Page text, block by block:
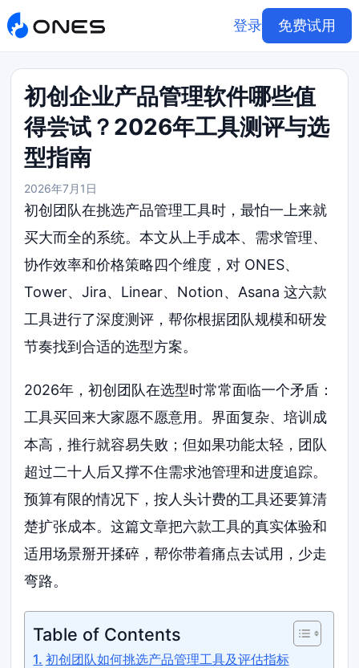
登录 免费试用
初创企业产品管理软件哪些值
得尝试？2026年工具测评与选
型指南
2026年7月1日
初创团队在挑选产品管理工具时，最怕一上来就
买大而全的系统。本文从上手成本、需求管理、
协作效率和价格策略四个维度，对 ONES、
Tower、Jira、Linear、Notion、Asana 这六款
工具进行了深度测评，帮你根据团队规模和研发
节奏找到合适的选型方案。
2026年，初创团队在选型时常常面临一个矛盾：
工具买回来大家愿不愿意用。界面复杂、培训成
本高，推行就容易失败；但如果功能太轻，团队
超过二十人后又撑不住需求池管理和进度追踪。
预算有限的情况下，按人头计费的工具还要算清
楚扩张成本。这篇文章把六款工具的真实体验和
适用场景掰开揉碎，帮你带着痛点去试用，少走
弯路。
Table of Contents
初创团队如何挑选产品管理工具及评估指标